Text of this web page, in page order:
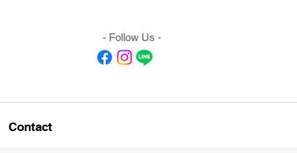
- Follow Us -
Contact